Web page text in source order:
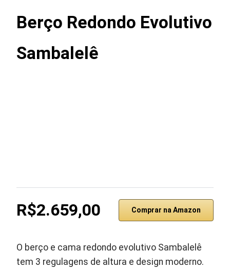
Berço Redondo Evolutivo
Sambalelê
R$2.659,00 Comprar na Amazon
O berço e cama redondo evolutivo Sambalelê
tem 3 regulagens de altura e design moderno.